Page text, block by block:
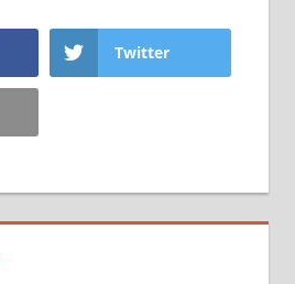
Twitter